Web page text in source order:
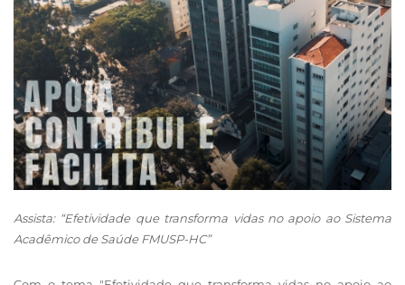
Assista: “Efetividade que transforma vidas no apoio ao Sistema
Acadêmico de Saúde FMUSP-HC”